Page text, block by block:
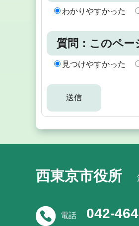
わかりやすかった
質問：このペー
見つけやすかった
西東京市役所
電話 042-